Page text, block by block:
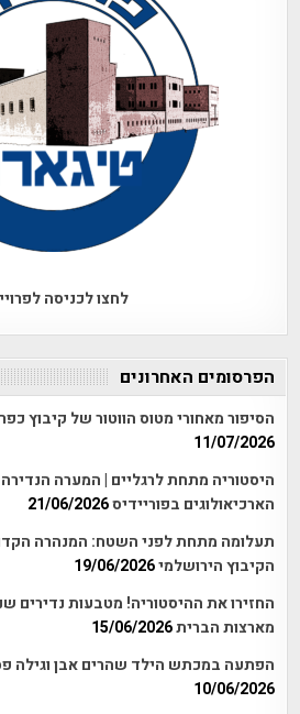
לחצו לכניסה
הפרסומים האחרונים
הסיפור מאחורי מטוס הווטור של קיבוץ
11/07/2026
היסטוריה מתחת לרגליים | המערה
הארכיאולוגים בפוריידיס21/06/2026
תעלומה מתחת לפני השטח: המנהרה
הקיבוץ הירושלמי19/06/2026
החזירו את ההיסטוריה! מטבעות נדירים
מארצות הברית15/06/2026
הפתעה במכתש הילד שהרים אבן וגילה פסלון
10/06/2026